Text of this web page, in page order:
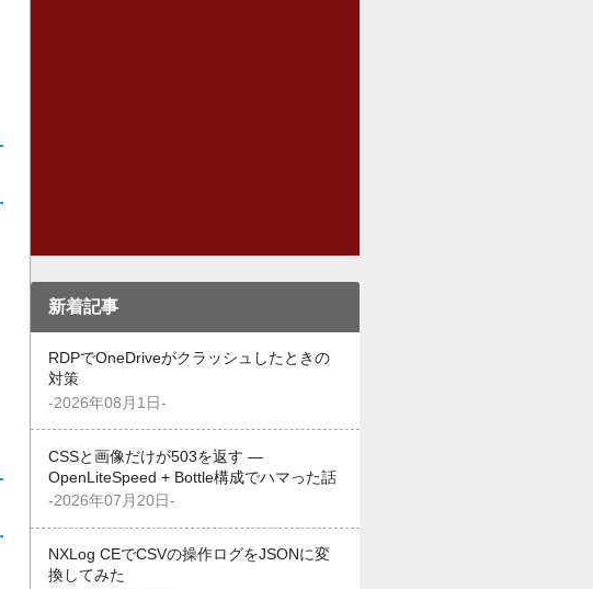
新着記事
RDPでOneDriveがクラッシュしたときの
対策
-2026年08月1日-
CSSと画像だけが503を返す —
OpenLiteSpeed + Bottle構成でハマった話
-2026年07月20日-
NXLog CEでCSVの操作ログをJSONに変
換してみた